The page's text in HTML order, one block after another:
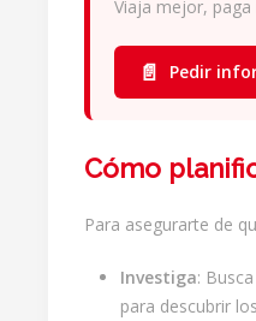
Viaja mejor,
📄 Pedir
Cómo
Para asegurarte de
Investiga:
para descubrir